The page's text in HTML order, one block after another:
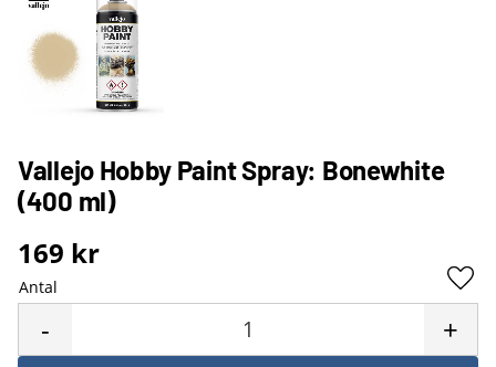
Vallejo Hobby Paint Spray: Bonewhite
(400 ml)
169 kr
Antal
+
-